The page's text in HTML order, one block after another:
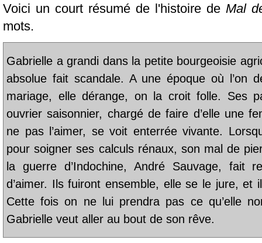
Voici un court résumé de l'histoire de Mal
mots.
Gabrielle a grandi dans la petite bourgeoisie
absolue fait scandale. A une époque où l’on
mariage, elle dérange, on la croit folle. Ses
ouvrier saisonnier, chargé de faire d’elle une
ne pas l’aimer, se voit enterrée vivante.
pour soigner ses calculs rénaux, son mal de
la guerre d’Indochine, André Sauvage, fait
d’aimer. Ils fuiront ensemble, elle se le jure, et
Cette fois on ne lui prendra pas ce qu’elle
Gabrielle veut aller au bout de son rêve.